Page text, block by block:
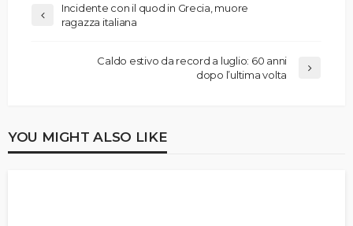
Incidente con il quod in Grecia, muore
ragazza italiana
Caldo estivo da record a luglio: 60 anni
dopo l’ultima volta
YOU MIGHT ALSO LIKE